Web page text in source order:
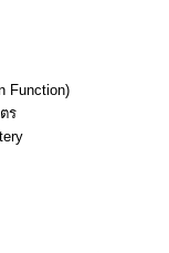
Function)
ร